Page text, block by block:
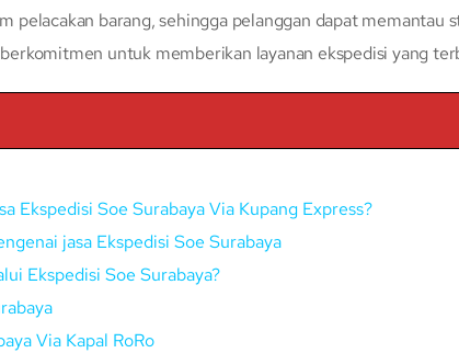
pelacakan barang, sehingga pelanggan dapat memantau
untuk memberikan layanan ekspedisi yang
Ekspedisi Soe Surabaya Via Kupang Express?
jasa Ekspedisi Soe Surabaya
Ekspedisi Soe Surabaya?
Via Kapal RoRo